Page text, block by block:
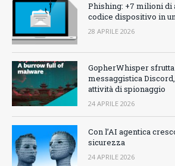
Phishing: +7 milioni di
codice dispositivo in
28 APRILE 2026
GopherWhisper
messaggistica
attività di spionaggio
24 APRILE 2026
Con l’AI agentica
sicurezza
24 APRILE 2026